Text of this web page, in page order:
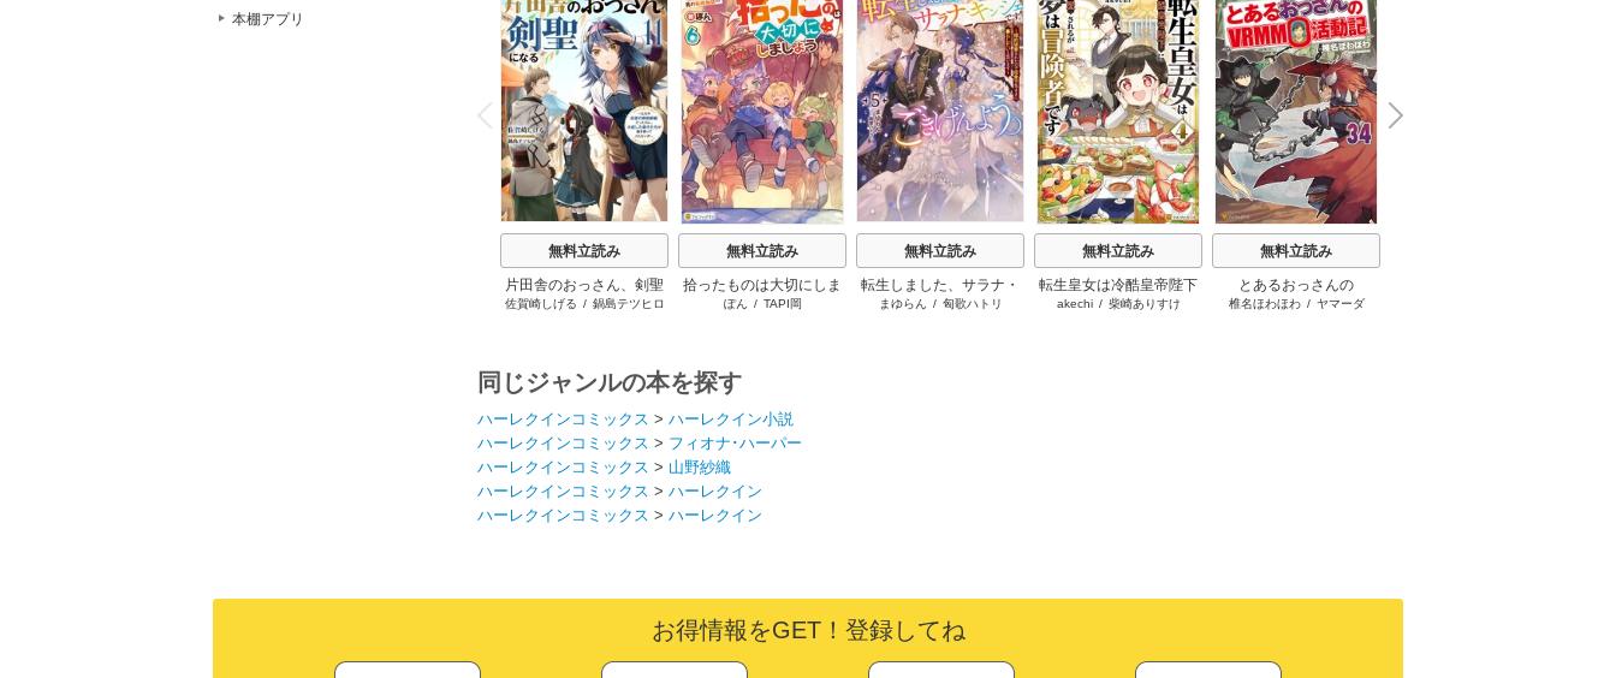
本棚アプリ
P
r
e
v
i
o
u
s
無料立読み
片田舎のおっさん、剣聖
になる ～ただの田舎の
ってくれない件～
佐賀崎しげる / 鍋島テツヒロ
無料立読み
拾ったものは大切にしま
しょう ～子狼に気に入ら
ぽん / TAPI岡
無料立読み
転生しました、サラナ・
キンジェです。ごきげん
まゆらん / 匈歌ハトリ
無料立読み
転生皇女は冷酷皇帝陛下
に溺愛されるが夢は冒険
akechi/ 柴崎ありすけ
無料立読み
とあるおっさんの
VRMMO活動記
椎名ほわほわ/ ヤマーダ
N
e
x
t
同じジャンルの本を探す
ハーレクインコミックス > ハーレクイン小説
ハーレクインコミックス > フィオナ･ハーパー
ハーレクインコミックス > 山野紗織
ハーレクインコミックス > ハーレクイン
ハーレクインコミックス > ハーレクイン
お得情報をGET！登録してね